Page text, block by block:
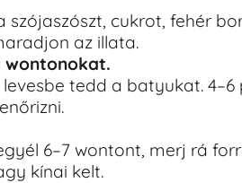
szójaszószt, cukrot, fehér
az illata.
wontonokat.
tedd a batyukat.
6–7 wontont, merj rá
kínai kelt.